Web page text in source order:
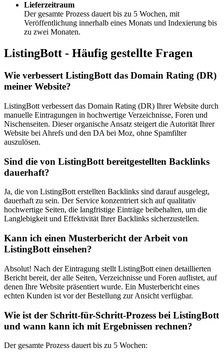
Lieferzeitraum
Der gesamte Prozess dauert bis zu 5 Wochen, mit
Veröffentlichung innerhalb eines Monats und Indexierung bis
zu zwei Monaten.
ListingBott - Häufig gestellte Fragen
Wie verbessert ListingBott das Domain Rating (DR)
meiner Website?
ListingBott verbessert das Domain Rating (DR) Ihrer Website durch
manuelle Eintragungen in hochwertige Verzeichnisse, Foren und
Nischenseiten. Dieser organische Ansatz steigert die Autorität Ihrer
Website bei Ahrefs und den DA bei Moz, ohne Spamfilter
auszulösen.
Sind die von ListingBott bereitgestellten Backlinks
dauerhaft?
Ja, die von ListingBott erstellten Backlinks sind darauf ausgelegt,
dauerhaft zu sein. Der Service konzentriert sich auf qualitativ
hochwertige Seiten, die langfristige Einträge beibehalten, um die
Langlebigkeit und Effektivität Ihrer Backlinks sicherzustellen.
Kann ich einen Musterbericht der Arbeit von
ListingBott einsehen?
Absolut! Nach der Eintragung stellt ListingBott einen detaillierten
Bericht bereit, der alle Seiten, Verzeichnisse und Foren auflistet, auf
denen Ihre Website präsentiert wurde. Ein Musterbericht eines
echten Kunden ist vor der Bestellung zur Ansicht verfügbar.
Wie ist der Schritt-für-Schritt-Prozess bei ListingBott
und wann kann ich mit Ergebnissen rechnen?
Der gesamte Prozess dauert bis zu 5 Wochen: